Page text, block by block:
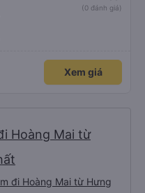
(0 đánh giá)
Xem giá
Hoàng Mai từ
đi Hoàng Mai từ Hưng